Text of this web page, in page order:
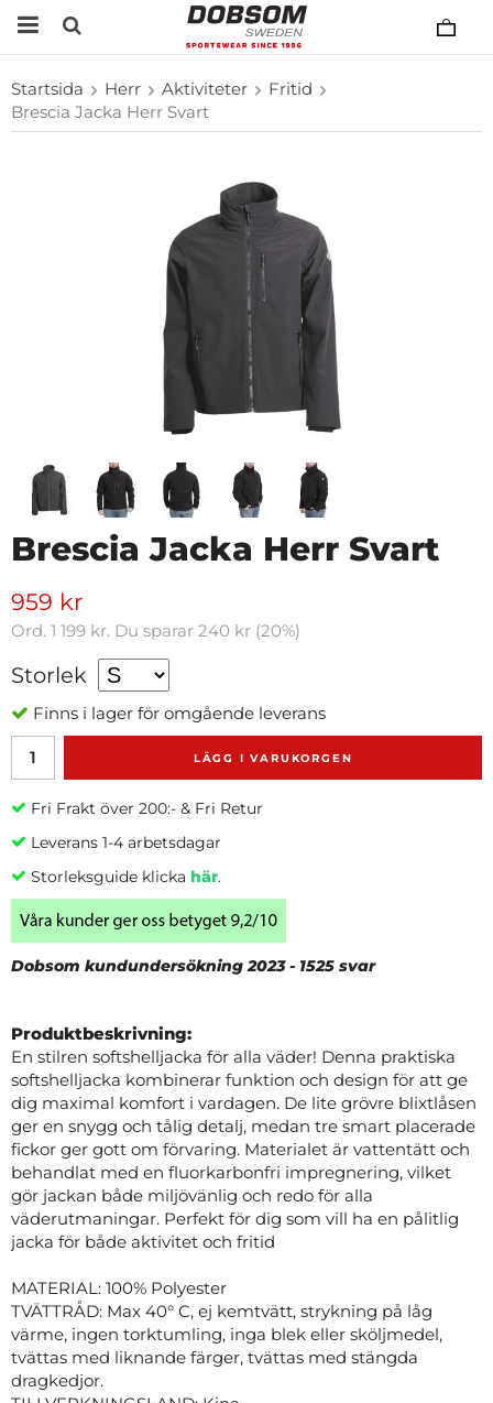
Startsida Herr Aktiviteter
Fritid
Brescia Jacka Herr Svart
Brescia Jacka Herr Svart
959 kr
Ord. 1 199 kr. Du sparar 240 kr (20%)
Storlek
Finns i lager för omgående leverans
LÄGG I VARUKORGEN
Fri Frakt över 200:- & Fri Retur
Leverans 1-4 arbetsdagar
Storleksguide klicka här.
Dobsom kundundersökning 2023 - 1525 svar
Produktbeskrivning:
En stilren softshelljacka för alla väder! Denna praktiska
softshelljacka kombinerar funktion och design för att ge
dig maximal komfort i vardagen. De lite grövre blixtlåsen
ger en snygg och tålig detalj, medan tre smart placerade
fickor ger gott om förvaring. Materialet är vattentätt och
behandlat med en fluorkarbonfri impregnering, vilket
gör jackan både miljövänlig och redo för alla
väderutmaningar. Perfekt för dig som vill ha en pålitlig
jacka för både aktivitet och fritid
MATERIAL: 100% Polyester
TVÄTTRÅD: Max 40° C, ej kemtvätt, strykning på låg
värme, ingen torktumling, inga blek eller sköljmedel,
tvättas med liknande färger, tvättas med stängda
dragkedjor.